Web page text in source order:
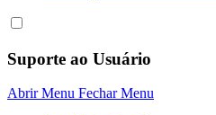
Suporte ao Usuário
Abrir Menu Fechar Menu